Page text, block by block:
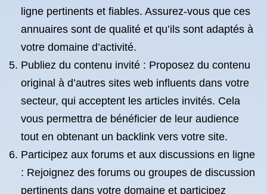
ligne pertinents et fiables. Assurez-vous que ces
annuaires sont de qualité et qu’ils sont adaptés à
votre domaine d’activité.
Publiez du contenu invité : Proposez du contenu
original à d’autres sites web influents dans votre
secteur, qui acceptent les articles invités. Cela
vous permettra de bénéficier de leur audience
tout en obtenant un backlink vers votre site.
Participez aux forums et aux discussions en ligne
: Rejoignez des forums ou groupes de discussion
pertinents dans votre domaine et participez